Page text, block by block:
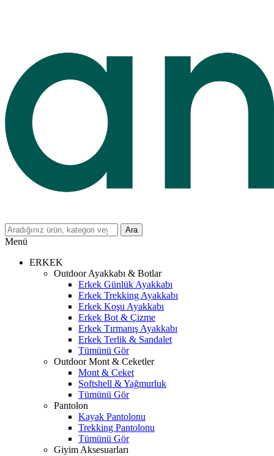
Ara
Menü
ERKEK
Outdoor Ayakkabı & Botlar
Erkek Günlük Ayakkabı
Erkek Trekking Ayakkabı
Erkek Koşu Ayakkabı
Erkek Bot & Çizme
Erkek Tırmanış Ayakkabı
Erkek Terlik & Sandalet
Tümünü Gör
Outdoor Mont & Ceketler
Mont & Ceket
Softshell & Yağmurluk
Tümünü Gör
Pantolon
Kayak Pantolonu
Trekking Pantolonu
Tümünü Gör
Giyim Aksesuarları